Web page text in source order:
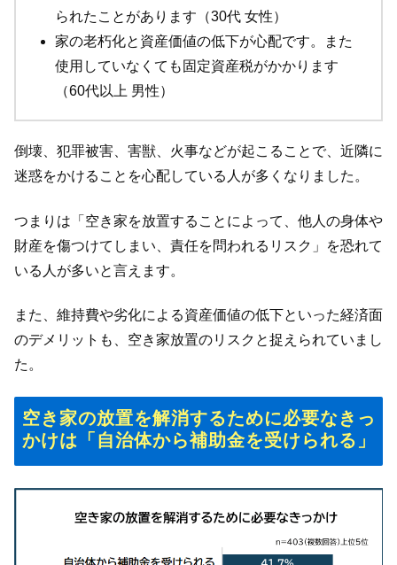
られたことがあります（30代 女性）
家の老朽化と資産価値の低下が心配です。また
使用していなくても固定資産税がかかります
（60代以上 男性）
倒壊、犯罪被害、害獣、火事などが起こることで、近隣に
迷惑をかけることを心配している人が多くなりました。
つまりは「空き家を放置することによって、他人の身体や
財産を傷つけてしまい、責任を問われるリスク」を恐れて
いる人が多いと言えます。
また、維持費や劣化による資産価値の低下といった経済面
のデメリットも、空き家放置のリスクと捉えられていまし
た。
空き家の放置を解消するために必要なきっ
かけは「自治体から補助金を受けられる」